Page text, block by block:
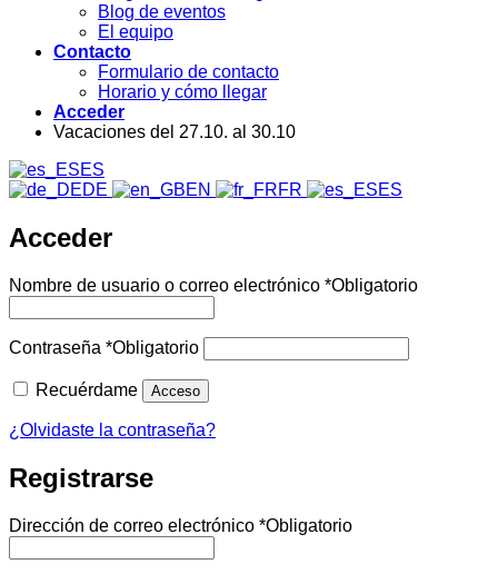
Blog de eventos
El equipo
Contacto
Formulario de contacto
Horario y cómo llegar
Acceder
Vacaciones del 27.10. al 30.10
ES
DE
EN FR ES
Acceder
Nombre de usuario o correo electrónico *Obligatorio
Contraseña *Obligatorio
Recuérdame Acceso
¿Olvidaste la contraseña?
Registrarse
Dirección de correo electrónico *Obligatorio